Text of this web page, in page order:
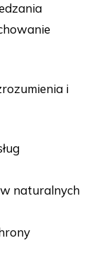
i
naturalnych